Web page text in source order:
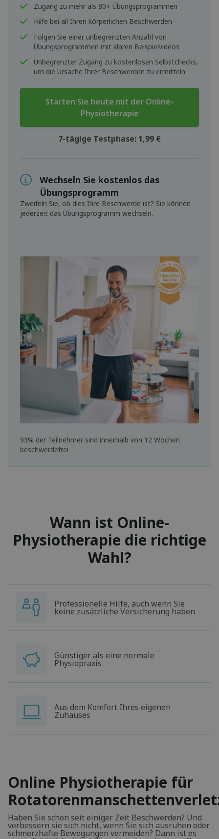
Zugang zu mehr als 80+ Übungsprogrammen
Hilfe bei all Ihren körperlichen Beschwerden
Folgen Sie einer unbegrenzten Anzahl von
Übungsprogrammen mit klaren Beispielvideos
Unbegrenzter Zugang zu kostenlosen Selbstchecks,
um die Ursache Ihrer Beschwerden zu ermitteln
Starten Sie heute mit der Online-
Physiotherapie
7-tägige Testphase: 1,99 €
93% der Teilnehmer sind innerhalb von 12 Wochen
beschwerdefrei
Wechseln Sie kostenlos das
Übungsprogramm
Zweifeln Sie, ob dies Ihre Beschwerde ist? Sie können
jederzeit das Übungsprogramm wechseln.
Wann ist Online-
Physiotherapie die richtige
Wahl?
Professionelle Hilfe, auch wenn Sie
keine zusätzliche Versicherung haben
Günstiger als eine normale
Physiopraxis
Aus dem Komfort Ihres eigenen
Zuhauses
Online Physiotherapie für
Haben Sie schon seit einiger Zeit Beschwerden? Und
verbessern sie sich nicht, wenn Sie sich ausruhen oder
schmerzhafte Bewegungen vermeiden? Dann ist es